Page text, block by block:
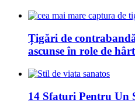
Țigări de
ascunse în role de
14 Sfaturi Pentru Un